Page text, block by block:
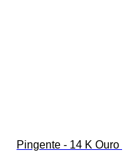
Pingente - 14 K Ouro